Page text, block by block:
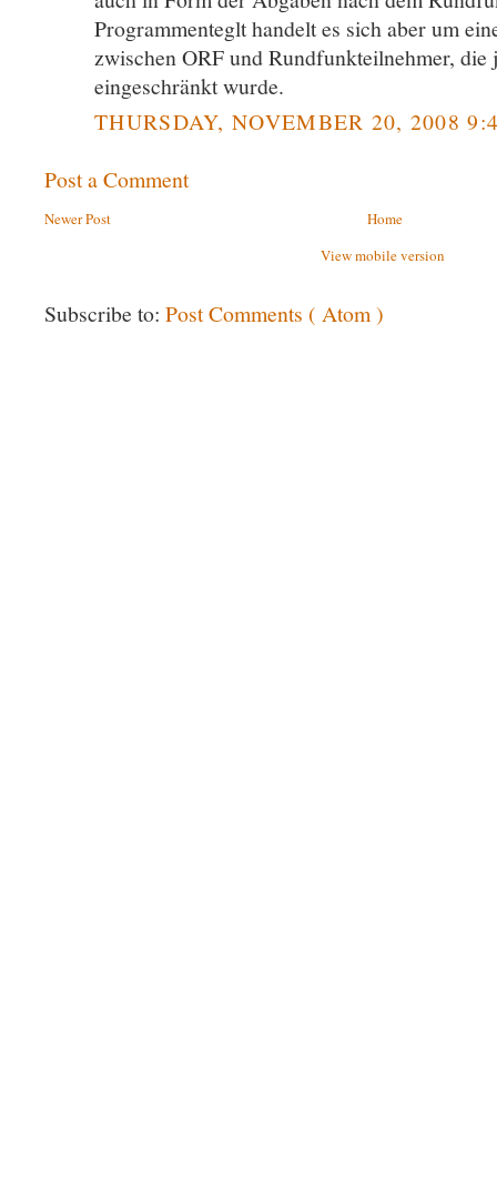
Programmenteglt handelt es sich aber um
zwischen ORF und Rundfunkteilnehmer, die
eingeschränkt wurde.
THURSDAY, NOVEMBER 20, 2008
Post a Comment
Newer Post
Home
View mobile version
Subscribe to: Post Comments ( Atom )